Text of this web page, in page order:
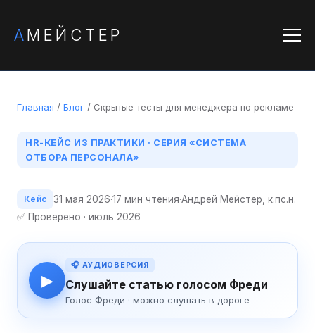
АМЕЙСТЕР
Главная / Блог / Скрытые тесты для менеджера по рекламе
HR-КЕЙС ИЗ ПРАКТИКИ · СЕРИЯ «СИСТЕМА
ОТБОРА ПЕРСОНАЛА»
Кейс 31 мая 2026·17 мин чтения·Андрей Мейстер, к.пс.н.
✅ Проверено · июль 2026
▶
🎧 АУДИОВЕРСИЯ
Слушайте статью голосом Фреди
Голос Фреди · можно слушать в дороге